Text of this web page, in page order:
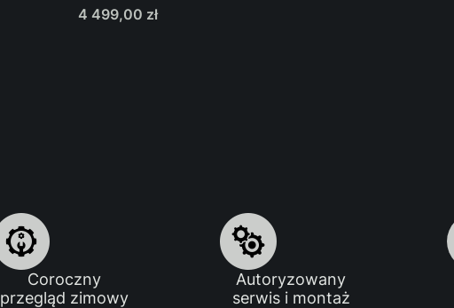
Cena
4 499,00 zł
Coroczny
przegląd zimowy
Autoryzowany
serwis i montaż